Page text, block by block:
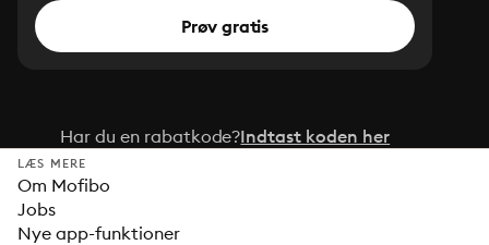
Prøv gratis
Har du en rabatkode?Indtast koden her
LÆS MERE
Om Mofibo
Jobs
Nye app-funktioner